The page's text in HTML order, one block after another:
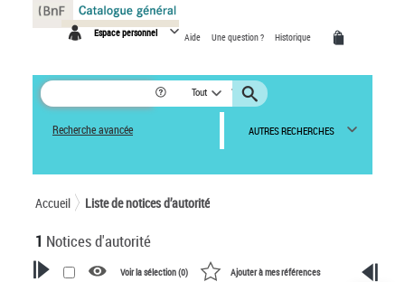
Espace personnel Aide Une question ? Historique
Tout
Recherche avancée AUTRES RECHERCHES
Accueil Liste de notices d’autorité
1 Notices d'autorité
Voir la sélection (0) Ajouter à mes références
Panneau de gestion des cookies